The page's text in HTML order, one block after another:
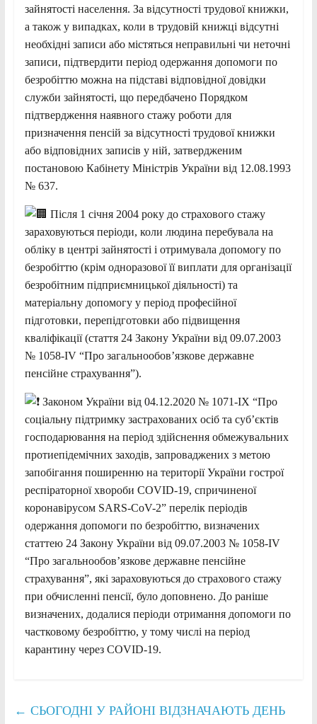
зайнятості населення. За відсутності трудової книжки,
а також у випадках, коли в трудовій книжці відсутні
необхідні записи або містяться неправильні чи неточні
записи, підтвердити період одержання допомоги по
безробіттю можна на підставі відповідної довідки
служби зайнятості, що передбачено Порядком
підтвердження наявного стажу роботи для
призначення пенсій за відсутності трудової книжки
або відповідних записів у ній, затвердженим
постановою Кабінету Міністрів України від 12.08.1993
№ 637.
Після 1 січня 2004 року до страхового стажу
зараховуються періоди, коли людина перебувала на
обліку в центрі зайнятості і отримувала допомогу по
безробіттю (крім одноразової її виплати для організації
безробітним підприємницької діяльності) та
матеріальну допомогу у період професійної
підготовки, перепідготовки або підвищення
кваліфікації (стаття 24 Закону України від 09.07.2003
№ 1058-IV “Про загальнообов’язкове державне
пенсійне страхування”).
Законом України від 04.12.2020 № 1071-IX “Про
соціальну підтримку застрахованих осіб та суб’єктів
господарювання на період здійснення обмежувальних
протиепідемічних заходів, запроваджених з метою
запобігання поширенню на території України гострої
респіраторної хвороби COVID-19, спричиненої
коронавірусом SARS-CoV-2” перелік періодів
одержання допомоги по безробіттю, визначених
статтею 24 Закону України від 09.07.2003 № 1058-IV
“Про загальнообов’язкове державне пенсійне
страхування”, які зараховуються до страхового стажу
при обчисленні пенсії, було доповнено. До раніше
визначених, додалися періоди отримання допомоги по
частковому безробіттю, у тому числі на період
карантину через COVID-19.
← СЬОГОДНІ У РАЙОНІ ВІДЗНАЧАЮТЬ ДЕНЬ